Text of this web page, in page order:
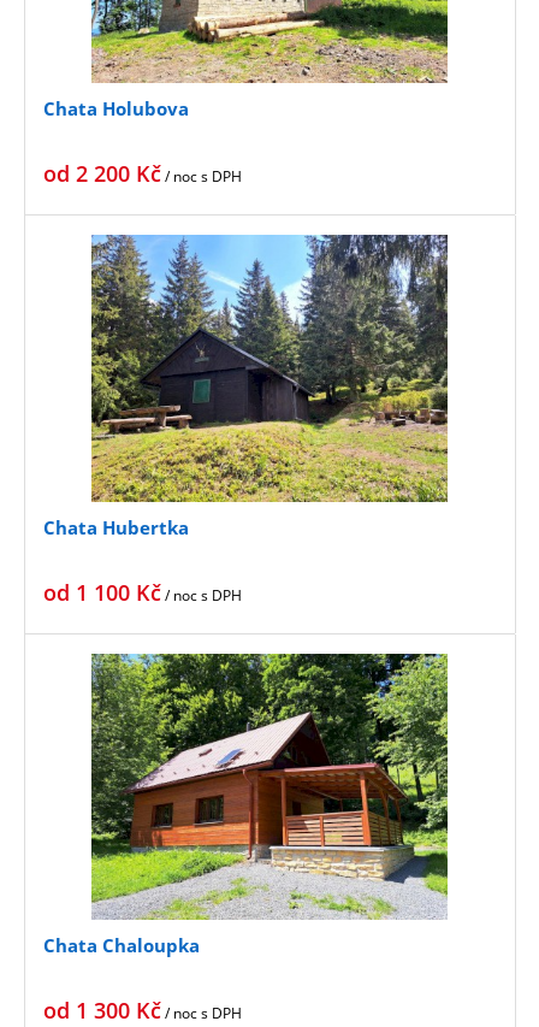
Chata Holubova
od 2 200 Kč/ nocs DPH
Chata Hubertka
od 1 100 Kč/ nocs DPH
Chata Chaloupka
od 1 300 Kč/ nocs DPH